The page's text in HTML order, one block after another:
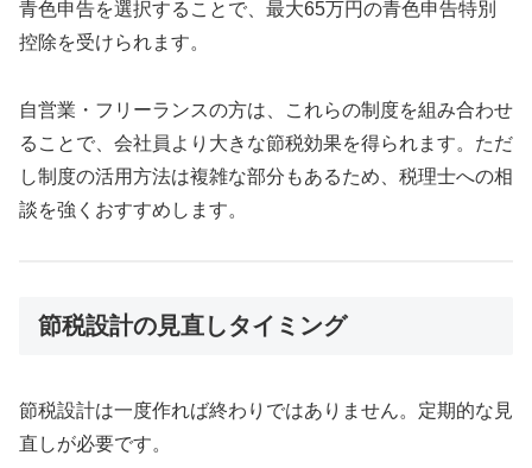
青色申告を選択することで、最大65万円の青色申告特別
控除を受けられます。
自営業・フリーランスの方は、これらの制度を組み合わせ
ることで、会社員より大きな節税効果を得られます。ただ
し制度の活用方法は複雑な部分もあるため、税理士への相
談を強くおすすめします。
節税設計の見直しタイミング
節税設計は一度作れば終わりではありません。定期的な見
直しが必要です。